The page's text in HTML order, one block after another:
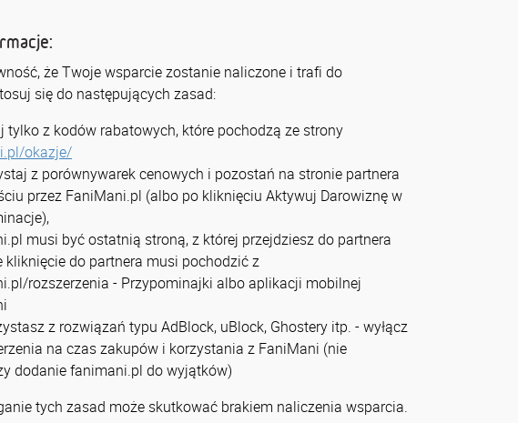
że Twoje wsparcie zostanie naliczone i trafi do
się do następujących zasad:
tylko z kodów rabatowych, które pochodzą ze strony
okazje/
z porównywarek cenowych i pozostań na stronie partnera
przez FaniMani.pl (albo po kliknięciu Aktywuj Darowiznę w
musi być ostatnią stroną, z której przejdziesz do partnera
kliknięcie do partnera musi pochodzić z
rozszerzenia - Przypominajki albo aplikacji mobilnej
z rozwiązań typu AdBlock, uBlock, Ghostery itp. - wyłącz
na czas zakupów i korzystania z FaniMani (nie
dodanie fanimani.pl do wyjątków)
tych zasad może skutkować brakiem naliczenia wsparcia.